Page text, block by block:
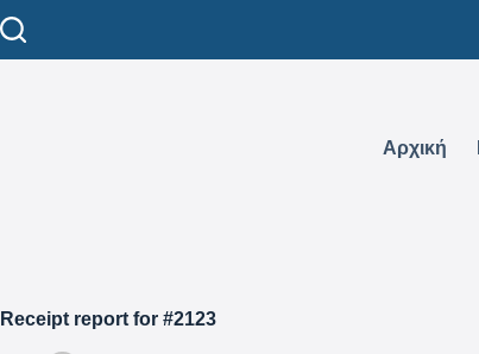
Αρχική
Receipt report for #2123